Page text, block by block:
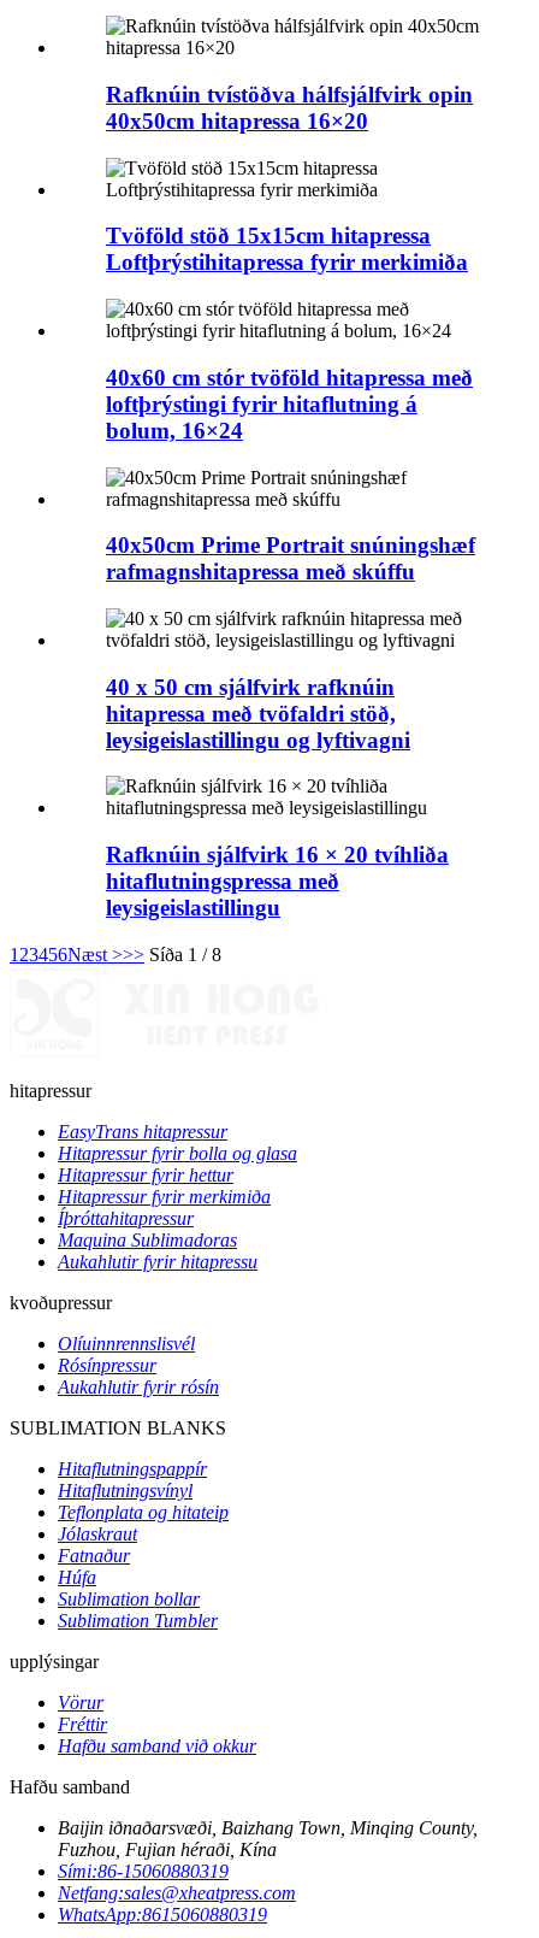
Rafknúin tvístöðva hálfsjálfvirk opin
40x50cm hitapressa 16×20
Tvöföld stöð 15x15cm hitapressa
Loftþrýstihitapressa fyrir merkimiða
40x60 cm stór tvöföld hitapressa með
loftþrýstingi fyrir hitaflutning á
bolum, 16×24
40x50cm Prime Portrait snúningshæf
rafmagnshitapressa með skúffu
40 x 50 cm sjálfvirk rafknúin
hitapressa með tvöfaldri stöð,
leysigeislastillingu og lyftivagni
Rafknúin sjálfvirk 16 × 20 tvíhliða
hitaflutningspressa með
leysigeislastillingu
1 23456Næst >>> Síða 1 / 8
hitapressur
EasyTrans hitapressur
Hitapressur fyrir bolla og glasa
Hitapressur fyrir hettur
Hitapressur fyrir merkimiða
Íþróttahitapressur
Maquina Sublimadoras
Aukahlutir fyrir hitapressu
kvoðupressur
Olíuinnrennslisvél
Rósínpressur
Aukahlutir fyrir rósín
SUBLIMATION BLANKS
Hitaflutningspappír
Hitaflutningsvínyl
Teflonplata og hitateip
Jólaskraut
Fatnaður
Húfa
Sublimation bollar
Sublimation Tumbler
upplýsingar
Vörur
Fréttir
Hafðu samband við okkur
Hafðu samband
Baijin iðnaðarsvæði, Baizhang Town, Minqing County,
Fuzhou, Fujian héraði, Kína
Sími:86-15060880319
Netfang:sales@xheatpress.com
WhatsApp:8615060880319